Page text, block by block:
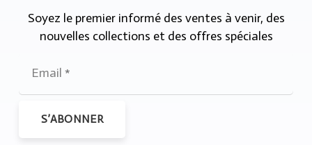
Soyez le premier informé des ventes à venir, des
nouvelles collections et des offres spéciales
S’ABONNER